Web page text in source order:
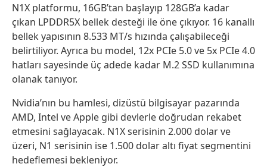
N1X platformu, 16GB’tan başlayıp 128GB’a kadar
çıkan LPDDR5X bellek desteği ile öne çıkıyor. 16 kanallı
bellek yapısının 8.533 MT/s hızında çalışabileceği
belirtiliyor. Ayrıca bu model, 12x PCIe 5.0 ve 5x PCIe 4.0
hatları sayesinde üç adede kadar M.2 SSD kullanımına
olanak tanıyor.
Nvidia’nın bu hamlesi, dizüstü bilgisayar pazarında
AMD, Intel ve Apple gibi devlerle doğrudan rekabet
etmesini sağlayacak. N1X serisinin 2.000 dolar ve
üzeri, N1 serisinin ise 1.500 dolar altı fiyat segmentini
hedeflemesi bekleniyor.